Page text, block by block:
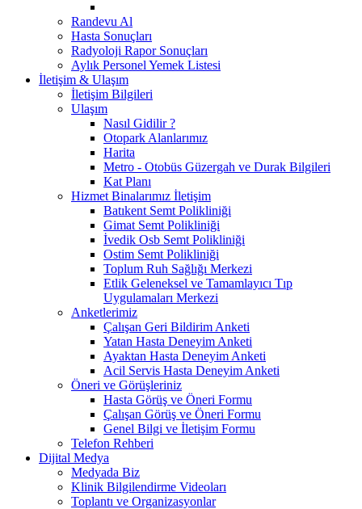
Randevu Al
Hasta Sonuçları
Radyoloji Rapor Sonuçları
Aylık Personel Yemek Listesi
İletişim & Ulaşım
İletişim Bilgileri
Ulaşım
Nasıl Gidilir ?
Otopark Alanlarımız
Harita
Metro - Otobüs Güzergah ve Durak Bilgileri
Kat Planı
Hizmet Binalarımız İletişim
Batıkent Semt Polikliniği
Gimat Semt Polikliniği
İvedik Osb Semt Polikliniği
Ostim Semt Polikliniği
Toplum Ruh Sağlığı Merkezi
Etlik Geleneksel ve Tamamlayıcı Tıp
Uygulamaları Merkezi
Anketlerimiz
Çalışan Geri Bildirim Anketi
Yatan Hasta Deneyim Anketi
Ayaktan Hasta Deneyim Anketi
Acil Servis Hasta Deneyim Anketi
Öneri ve Görüşleriniz
Hasta Görüş ve Öneri Formu
Çalışan Görüş ve Öneri Formu
Genel Bilgi ve İletişim Formu
Telefon Rehberi
Dijital Medya
Medyada Biz
Klinik Bilgilendirme Videoları
Toplantı ve Organizasyonlar